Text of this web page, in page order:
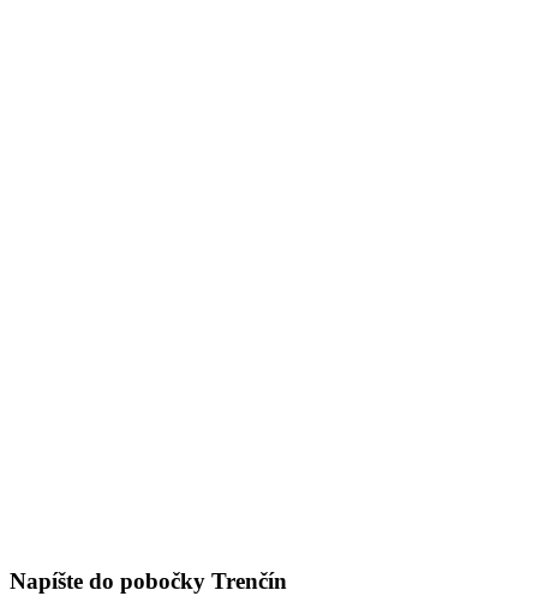
Napíšte do pobočky Trenčín